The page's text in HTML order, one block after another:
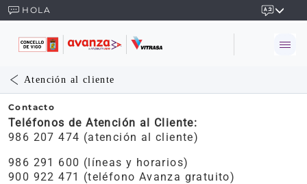
HOLA
Atención al cliente
Contacto
Teléfonos de Atención al Cliente:
986 207 474 (atención al cliente)
986 291 600 (líneas y horarios)
900 922 471 (teléfono Avanza gratuito)